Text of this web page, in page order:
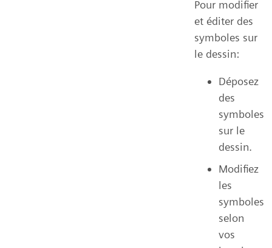
Pour modifier
et éditer des
symboles sur
le dessin:
Déposez
des
symboles
sur le
dessin.
Modifiez
les
symboles
selon
vos